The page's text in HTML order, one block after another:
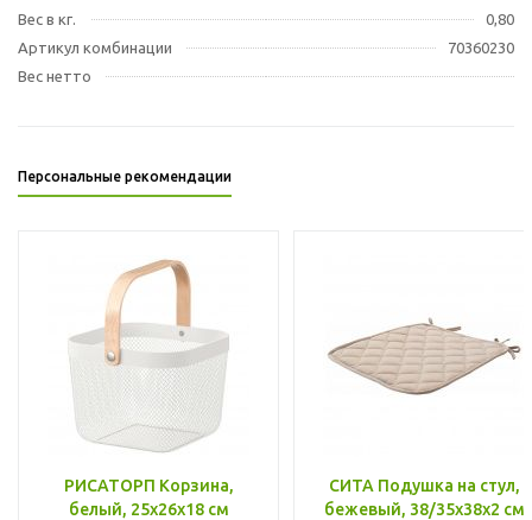
Вес в кг.
0,80
Артикул комбинации
70360230
Вес нетто
Персональные рекомендации
РИСАТОРП Корзина,
белый, 25x26x18 см
СИТА Подушка на стул,
бежевый, 38/35x38x2 см